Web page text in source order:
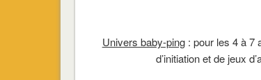
Univers baby-ping: pour les 4 à 7
d’initiation et de jeux